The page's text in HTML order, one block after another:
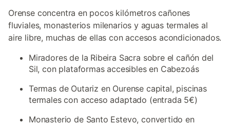
Orense concentra en pocos kilómetros cañones
fluviales, monasterios milenarios y aguas termales al
aire libre, muchas de ellas con accesos acondicionados.
Miradores de la Ribeira Sacra sobre el cañón del
Sil, con plataformas accesibles en Cabezoás
Termas de Outariz en Ourense capital, piscinas
termales con acceso adaptado (entrada 5€)
Monasterio de Santo Estevo, convertido en